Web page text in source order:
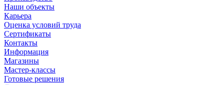
Наши объекты
Карьера
Оценка условий труда
Сертификаты
Контакты
Информация
Магазины
Мастер-классы
Готовые решения